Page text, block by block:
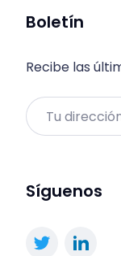
Boletín
Recibe las
Email
Síguenos